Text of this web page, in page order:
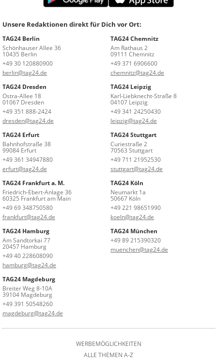
Unsere Redaktionen direkt für Dich vor Ort:
TAG24 Berlin
Schönhauser Allee 36
10435 Berlin
+49 30 120880900
berlin@tag24.de
TAG24 Chemnitz
Am Rathaus 2
09111 Chemnitz
+49 371 6906600
chemnitz@tag24.de
TAG24 Dresden
Ostra-Allee 18
01067 Dresden
+49 351 888-2424
dresden@tag24.de
TAG24 Leipzig
Karl-Liebknecht-Straße 8
04107 Leipzig
+49 341 24250430
leipzig@tag24.de
TAG24 Erfurt
Bahnhofstraße 38
99084 Erfurt
+49 361 34947880
erfurt@tag24.de
TAG24 Stuttgart
Curiestraße 2
70563 Stuttgart
+49 711 21952530
stuttgart@tag24.de
TAG24 Frankfurt a. M.
Friedrich-Ebert-Anlage 36
60325 Frankfurt am Main
+49 69 348750580
frankfurt@tag24.de
TAG24 Köln
Neumarkt 1a
50667 Köln
+49 221 98651990
koeln@tag24.de
TAG24 Hamburg
Am Sandtorkai 77
20457 Hamburg
+49 40 228608090
hamburg@tag24.de
TAG24 München
+49 89 215390320
muenchen@tag24.de
TAG24 Magdeburg
Breiter Weg 8-10A
39104 Magdeburg
+49 391 50548260
magdeburg@tag24.de
WERBEMÖGLICHKEITEN
ALLE THEMEN A-Z